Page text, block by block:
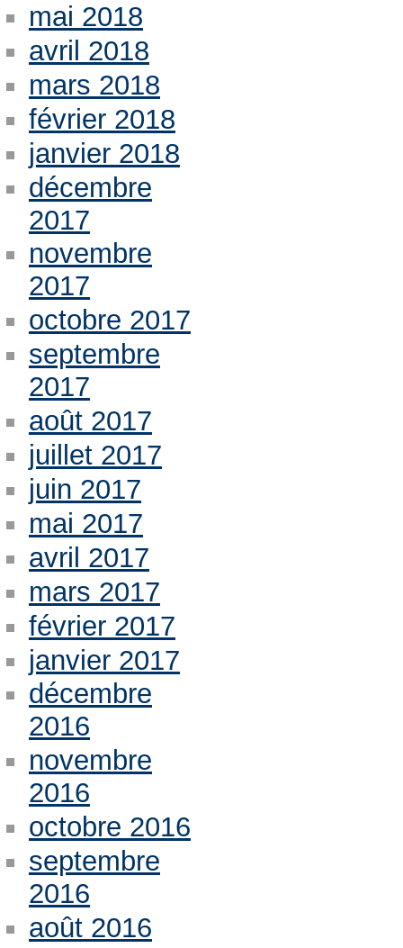
mai 2018
avril 2018
mars 2018
février 2018
janvier 2018
décembre
2017
novembre
2017
octobre 2017
septembre
2017
août 2017
juillet 2017
juin 2017
mai 2017
avril 2017
mars 2017
février 2017
janvier 2017
décembre
2016
novembre
2016
octobre 2016
septembre
2016
août 2016